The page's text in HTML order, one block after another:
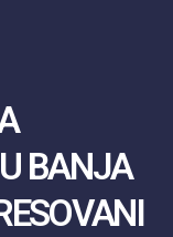
BANJA